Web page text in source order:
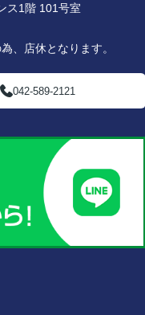
ス1階 101号室
店休となります。
042-589-2121